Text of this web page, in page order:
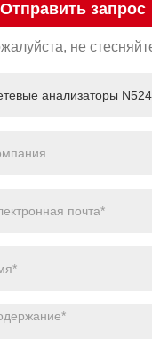
Отправить запрос
не